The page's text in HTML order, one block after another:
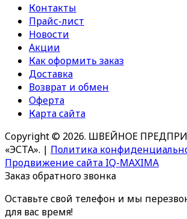
Контакты
Прайс-лист
Новости
Акции
Как оформить заказ
Доставка
Возврат и обмен
Оферта
Карта сайта
Copyright © 2026. ШВЕЙНОЕ
«ЭСТА». | Политика
Продвижение сайта IQ-MAXIMA
Заказ обратного звонка
Оставьте свой телефон и мы
для вас время!